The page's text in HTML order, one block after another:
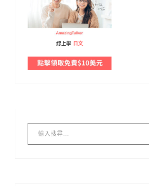
線上學 日文